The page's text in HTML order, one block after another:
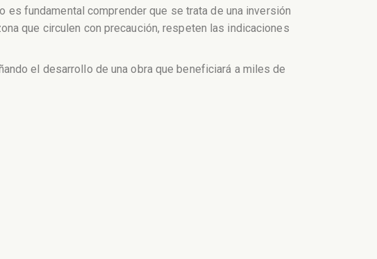
fundamental comprender que se trata de una inversión
que circulen con precaución, respeten las indicaciones
el desarrollo de una obra que beneficiará a miles de